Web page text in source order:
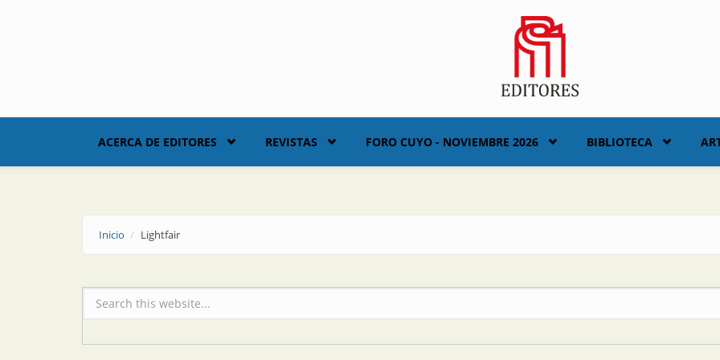
ACERCA DE EDITORES REVISTAS FORO CUYO - NOVIEMBRE 2026 BIBLIOTECA
Inicio Lightfair
Formulario de búsqueda